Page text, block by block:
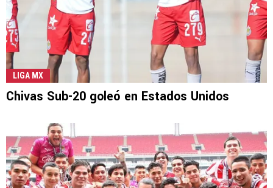
LIGA MX
Chivas Sub-20 goleó en Estados Unidos